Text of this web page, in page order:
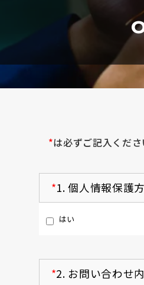
*は必ずご記入くださ
*1.個人情報保護
はい
*2. お問い合わせ